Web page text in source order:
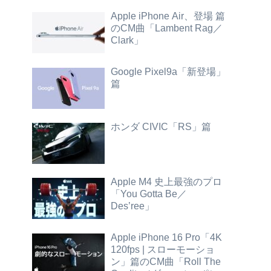
Apple iPhone Air、登場 篇
のCM曲「Lambent Rag／
Clark」
Google Pixel9a「新登場」
篇
ホンダ CIVIC「RS」篇
Apple M4 史上最強のプロ
「You Gotta Be／
Des’ree」
Apple iPhone 16 Pro「4K
120fps | スローモーショ
ン」篇のCM曲「Roll The